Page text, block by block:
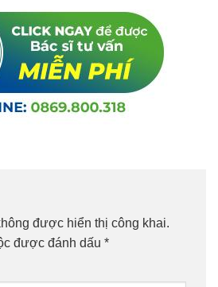
được hiển thị công khai.
được đánh dấu *